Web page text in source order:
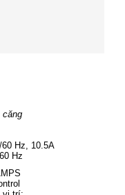
căng
60 Hz, 10.5A
Hz